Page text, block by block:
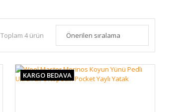
Toplam 4 ürün
KARGO BEDAVA